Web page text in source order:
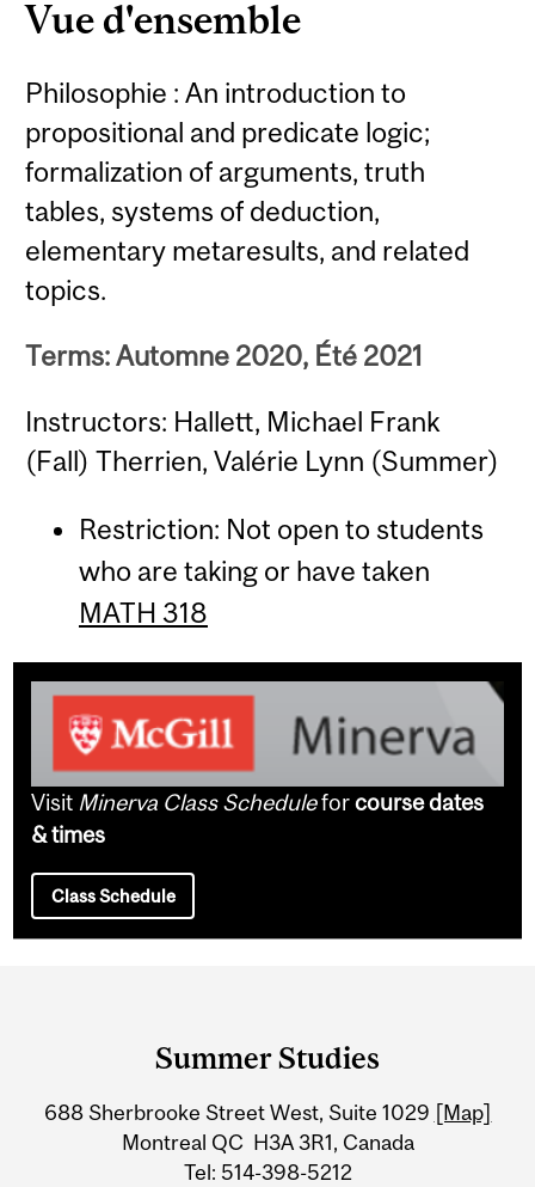
Vue d'ensemble
Philosophie : An introduction to
propositional and predicate logic;
formalization of arguments, truth
tables, systems of deduction,
elementary metaresults, and related
topics.
Terms: Automne 2020, Été 2021
Instructors: Hallett, Michael Frank
(Fall) Therrien, Valérie Lynn (Summer)
Restriction: Not open to students
who are taking or have taken
MATH 318
Visit Minerva Class Scheduleforcourse dates
& times
Class Schedule
Information
Summer Studies
688 Sherbrooke Street West, Suite 1029 [Map]
Montreal QC H3A 3R1, Canada
Tel: 514-398-5212